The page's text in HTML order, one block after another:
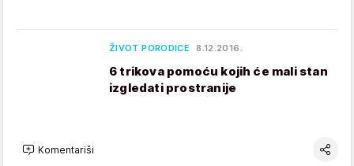
ŽIVOT PORODICE 8.12.2016.
6 trikova pomoću kojih će mali stan
izgledati prostranije
Komentariši